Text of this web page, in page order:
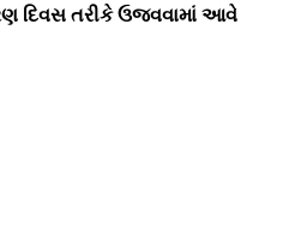
દિવસ તરીકે ઉજવવામાં આવે